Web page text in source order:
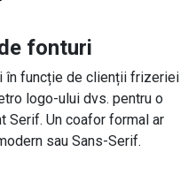
fonturi
funcție de clienții frizeriei
logo-ului dvs. pentru o
Serif. Un coafor formal ar
sau Sans-Serif.